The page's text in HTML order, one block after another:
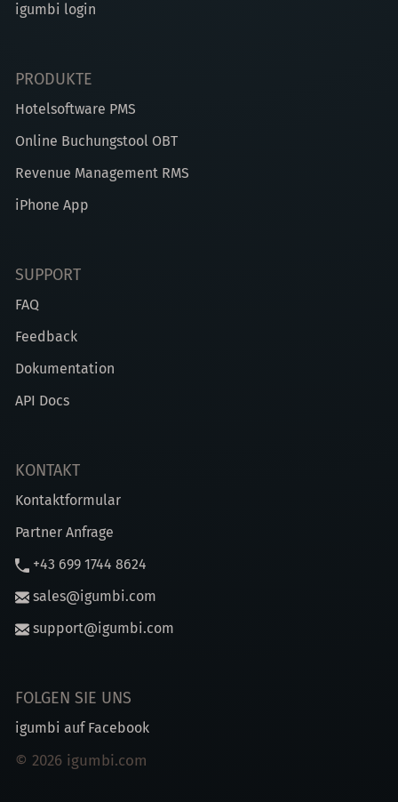
igumbi login
PRODUKTE
Hotelsoftware PMS
Online Buchungstool OBT
Revenue Management RMS
iPhone App
SUPPORT
FAQ
Feedback
Dokumentation
API Docs
KONTAKT
Kontaktformular
Partner Anfrage
+43 699 1744 8624
sales@igumbi.com
support@igumbi.com
FOLGEN SIE UNS
igumbi auf Facebook
© 2026 igumbi.com